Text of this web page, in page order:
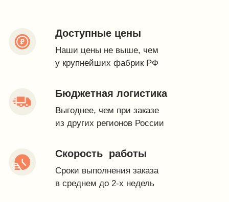
Будьте в курсе
Хотите первыми узнавать об акциях и других
новостях IDEA GROUP - подпишитесь на нашу
рассылку. Оставайтесь в курсе самого важного!
Нажимая на кнопку, Вы соглашаетесь с политикой
персональных данных